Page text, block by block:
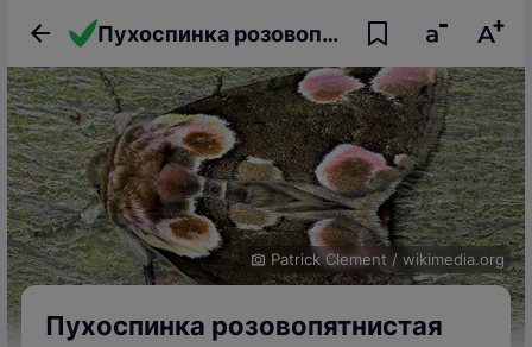
Пухоспинка розовопятнистая
Patrick Clement / wikimedia.org
Пухоспинка розовопятнистая